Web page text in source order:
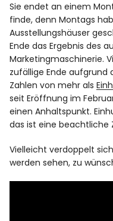
Sie endet an einem
finde, denn Montags
Ausstellungshäuser
Ende das Ergebnis des
Marketingmaschinerie.
zufällige Ende aufgrund
Zahlen von mehr als
seit Eröffnung im
einen Anhaltspunkt.
das ist eine beachtliche
Vielleicht verdoppelt
werden sehen, zu